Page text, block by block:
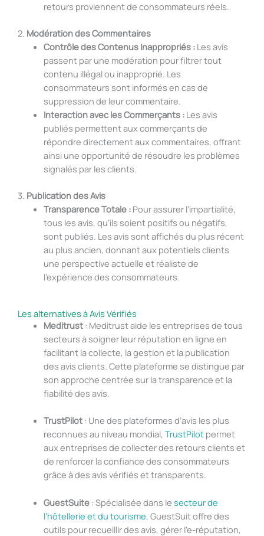
retours proviennent de consommateurs réels.
2. Modération des Commentaires
Contrôle des Contenus Inappropriés :Les avis
passent par une modération pour filtrer tout
contenu illégal ou inapproprié. Les
consommateurs sont informés en cas de
suppression de leur commentaire.
Interaction avec les Commerçants :Les avis
publiés permettent aux commerçants de
répondre directement aux commentaires, offrant
ainsi une opportunité de résoudre les problèmes
signalés par les clients.
3. Publication des Avis
Transparence Totale :Pour assurer l’impartialité,
tous les avis, qu’ils soient positifs ou négatifs,
sont publiés. Les avis sont affichés du plus récent
au plus ancien, donnant aux potentiels clients
une perspective actuelle et réaliste de
l’expérience des consommateurs.
Les alternatives à Avis Vérifiés
Meditrust: Meditrust aide les entreprises de tous
secteurs à soigner leur réputation en ligne en
facilitant la collecte, la gestion et la publication
des avis clients. Cette plateforme se distingue par
son approche centrée sur la transparence et la
fiabilité des avis.
TrustPilot: Une des plateformes d’avis les plus
reconnues au niveau mondial, TrustPilotpermet
aux entreprises de collecter des retours clients et
de renforcer la confiance des consommateurs
grâce à des avis vérifiés et transparents.
GuestSuite: Spécialisée dans le secteur de
l’hôtellerie et du tourisme, GuestSuit offre des
outils pour recueillir des avis, gérer l’e-réputation,